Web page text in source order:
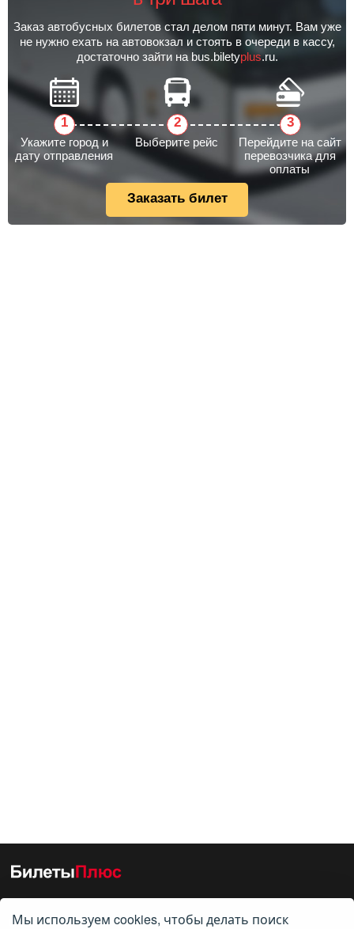
Заказ автобусных билетов стал делом пяти минут. Вам уже
не нужно ехать на автовокзал и стоять в очереди в кассу,
достаточно зайти на bus.biletyplus.ru.
Укажите город и
дату отправления
Выберите рейс
Перейдите на сайт
перевозчика для
оплаты
Заказать билет
О нас
Мы используем cookies, чтобы делать поиск